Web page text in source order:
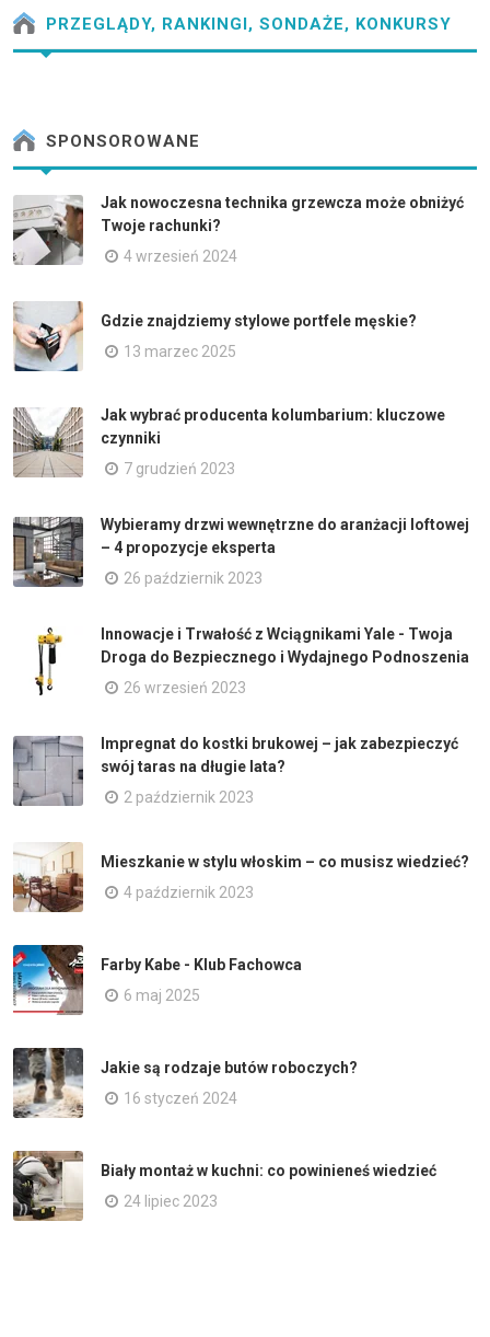
PRZEGLĄDY, RANKINGI, SONDAŻE, KONKURSY
SPONSOROWANE
Jak nowoczesna technika grzewcza może obniżyć
Twoje rachunki?
4 wrzesień 2024
Gdzie znajdziemy stylowe portfele męskie?
13 marzec 2025
Jak wybrać producenta kolumbarium: kluczowe
czynniki
7 grudzień 2023
Wybieramy drzwi wewnętrzne do aranżacji loftowej
– 4 propozycje eksperta
26 październik 2023
Innowacje i Trwałość z Wciągnikami Yale - Twoja
Droga do Bezpiecznego i Wydajnego Podnoszenia
26 wrzesień 2023
Impregnat do kostki brukowej – jak zabezpieczyć
swój taras na długie lata?
2 październik 2023
Mieszkanie w stylu włoskim – co musisz wiedzieć?
4 październik 2023
Farby Kabe - Klub Fachowca
6 maj 2025
Jakie są rodzaje butów roboczych?
16 styczeń 2024
Biały montaż w kuchni: co powinieneś wiedzieć
24 lipiec 2023